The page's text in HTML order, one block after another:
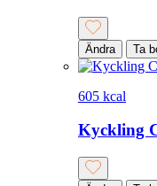
Ändra Ta
605 kcal
Kyckling